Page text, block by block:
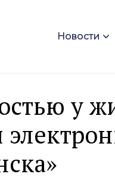
Новости
у